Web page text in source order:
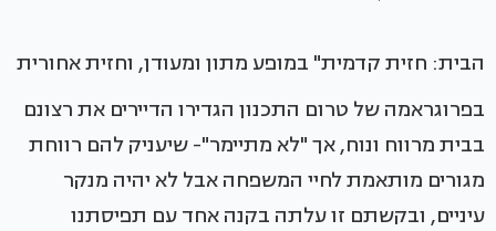
הבית: חזית קדמית" במופע מתון ומעודן, וחזית אחורית
בפרוגראמה של טרום התכנון הגדירו הדיירים את רצונם
בבית מרווח ונוח, אך "לא מתיימר"- שיעניק להם רווחת
מגורים מותאמת לחיי המשפחה אבל לא יהיה מנקר
עיניים, ובקשתם זו עלתה בקנה אחד עם תפיסתנו